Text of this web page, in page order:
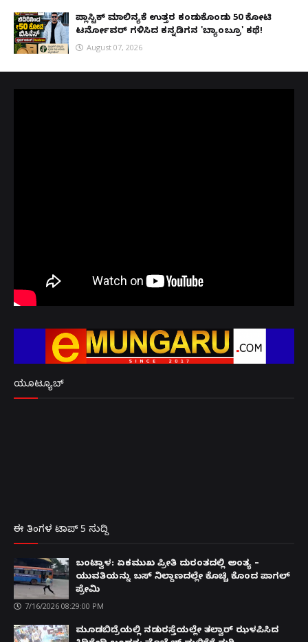
ಪ್ಲಾಸ್ಟಿಕ್ ಮಾಲಿನ್ಯಕ್ಕೆ ಉತ್ತರ ಕಂಡುಕೊಂಡು ₹50 ಕೋಟಿ
ಟರ್ನೋವರ್ ಗಳಿಸಿದ ಕನ್ನಡಿಗನ 'ಬ್ಯಾಂಬ್ರೂ' ಕಥೆ!
August 07, 2026
ಯೂಟ್ಯೂಬ್
ಈ ತಿಂಗಳ ಟಾಪ್ 5 ಸುದ್ದಿ
ಬಂಟ್ವಾಳ: ಏಕಮುಖ ಪ್ರೀತಿ ದುರಂತದಲ್ಲಿ ಅಂತ್ಯ –
ಯುವತಿಯನ್ನು ಬಸ್ ನಿಲ್ದಾಣದಲ್ಲೇ ಕೊಚ್ಚಿ ಕೊಂದ ಪಾಗಲ್
ಪ್ರೇಮಿ
7/16/2026 08:29:00 PM
ಮೂಡಬಿದ್ರೆಯಲ್ಲಿ ನಡುರಸ್ತೆಯಲ್ಲೇ ತಲ್ವಾರ್ ಝಳಪಿಸಿದ